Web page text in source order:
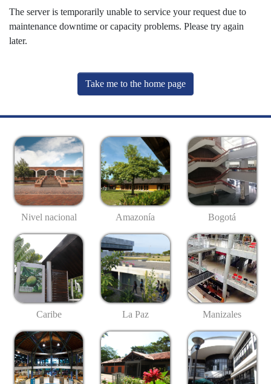
The server is temporarily unable to service your request due to
maintenance downtime or capacity problems. Please try again
later.
Take me to the home page
Nivel nacional Amazonía Bogotá
Caribe La Paz Manizales